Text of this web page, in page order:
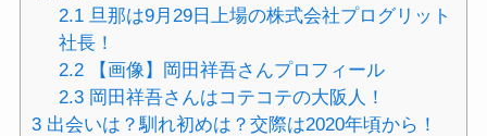
2.1 旦那は9月29日上場の株式会社プログリット
社長！
2.2 【画像】岡田祥吾さんプロフィール
2.3 岡田祥吾さんはコテコテの大阪人！
3出会いは？馴れ初めは？交際は2020年頃から！